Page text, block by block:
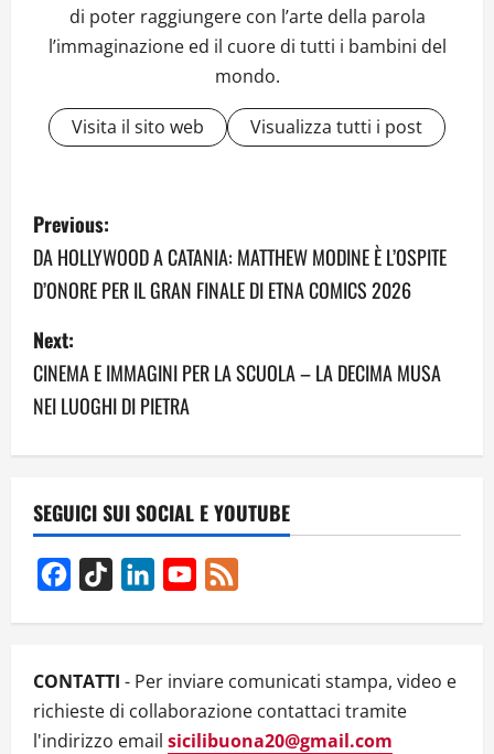
di poter raggiungere con l’arte della parola
l’immaginazione ed il cuore di tutti i bambini del
mondo.
Visita il sito web Visualizza tutti i post
P
o
s
t
n
a
i
g
a
t
i
Previous:
DA HOLLYWOOD A CATANIA: MATTHEW MODINE È L’OSPITE
D’ONORE PER IL GRAN FINALE DI ETNA COMICS 2026
Next:
CINEMA E IMMAGINI PER LA SCUOLA – LA DECIMA MUSA
NEI LUOGHI DI PIETRA
SEGUICI SUI SOCIAL E YOUTUBE
Facebook
TikTok LinkedInYouTube
CONTATTI - Per inviare comunicati stampa, video e
richieste di collaborazione contattaci tramite
l'indirizzo email sicilibuona20@gmail.com